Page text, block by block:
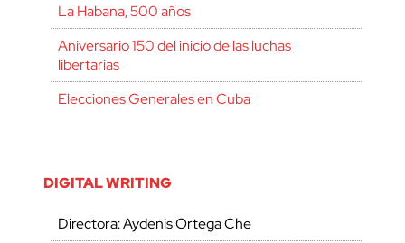
La Habana, 500 años
Aniversario 150 del inicio de las luchas
libertarias
Elecciones Generales en Cuba
DIGITAL WRITING
Directora: Aydenis Ortega Che